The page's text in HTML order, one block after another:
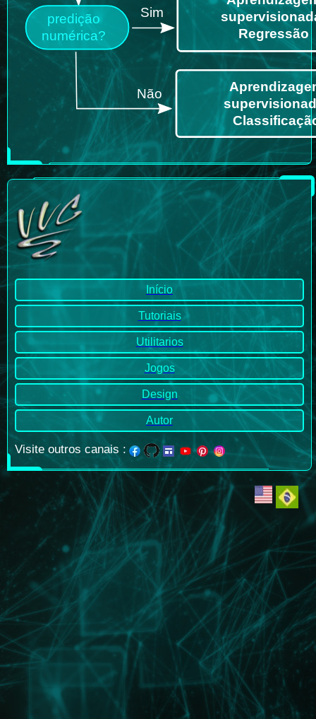
Início
Tutoriais
Utilitarios
Jogos
Design
Autor
Visite outros canais :